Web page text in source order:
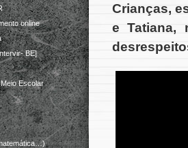
online
BE]
Escolar
Crianças,
e Tatiana,